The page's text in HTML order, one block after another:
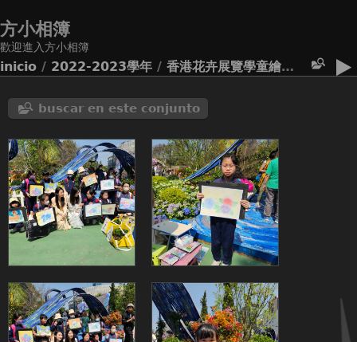
方小相簿
歡迎進入方小相簿
inicio / 2022-2023學年 / 香港花卉展覽學童繪畫比賽活動
buscar en este conjunto